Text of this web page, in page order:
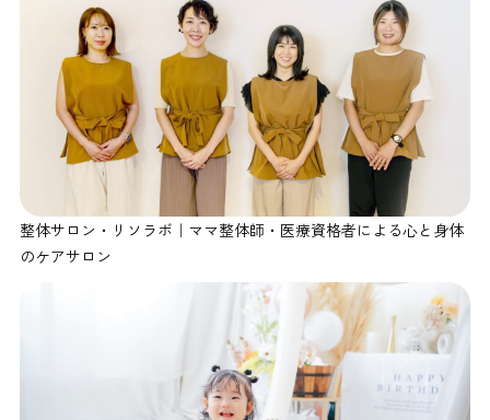
整体サロン・リソラボ｜ママ整体師・医療資格者による心と身体
のケアサロン